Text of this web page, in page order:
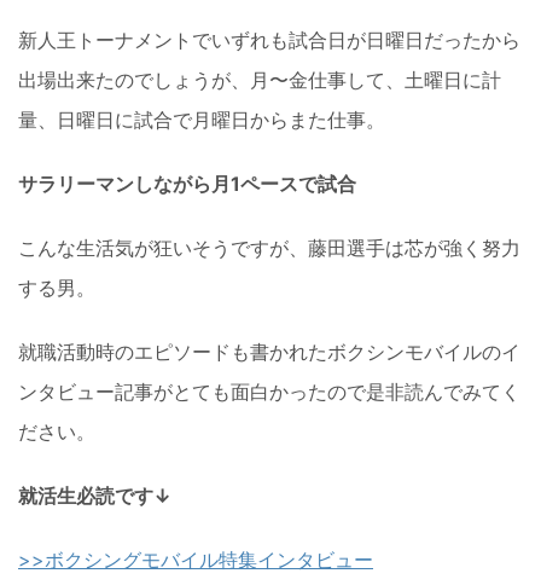
新人王トーナメントでいずれも試合日が日曜日だったから
出場出来たのでしょうが、月〜金仕事して、土曜日に計
量、日曜日に試合で月曜日からまた仕事。
サラリーマンしながら月1ペースで試合
こんな生活気が狂いそうですが、藤田選手は芯が強く努力
する男。
就職活動時のエピソードも書かれたボクシンモバイルのイ
ンタビュー記事がとても面白かったので是非読んでみてく
ださい。
就活生必読です↓
>>ボクシングモバイル特集インタビュー